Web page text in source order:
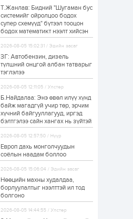
Н.Номтойбаяр:
Аймгуудад
тулгамдаж буй
асуудлуудыг долоо
хоног бүр Засгийн
газрын...
1 өдөр 0
УИХ-ын дарга
С.Бямбацогт төрийг
тахих төрийн
тахилгад оролцлоо
1 өдөр 3 0
“Хотын дарга сонсож
байна” 150150 тусгай
дугаарыг
наймдугаар сарын
1 өдөр
“Чингис хаан” олон
улсын нисэх буудал
руу нийтийн тээврийн
автобус 24 цагаар
Т.Жанлав: Бидний "Шугаман бус
системийг ойролцоо бодох
супер схемүүд" бүтээл тооцон
бодох математикт нээлт хийсэн
2026-08-05 15:02:31 / Эдийн засаг
ЗГ: Автобензин, дизель
түлшний онцгой албан татварыг
тэглэлээ
2026-08-05 12:11:05 / Улстөр
Б.Найдалаа: Энэ өвөл илүү хүнд
байж магадгүй учир төр, эрчим
хүчний байгууллагууд, иргэд
бэлтгэлээ сайн хангах нь зүйтэй
2026-08-05 12:57:50 / Нүүр
Европ дахь монголчуудын
соёлын наадам боллоо
2026-08-05 15:06:04 / Эдийн засаг
Нөөцийн махны худалдаа,
борлуулалтыг нээлттэй ил тод
болгоно
2026-08-05 14:44:55 / Улстөр